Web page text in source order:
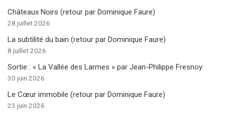
Châteaux Noirs (retour par Dominique Faure)
28 juillet 2026
La subtilité du bain (retour par Dominique Faure)
8 juillet 2026
Sortie : « La Vallée des Larmes » par Jean-Philippe Fresnoy
30 juin 2026
Le Cœur immobile (retour par Dominique Faure)
23 juin 2026